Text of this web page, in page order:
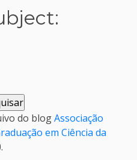
do blogAssociação
em Ciência da